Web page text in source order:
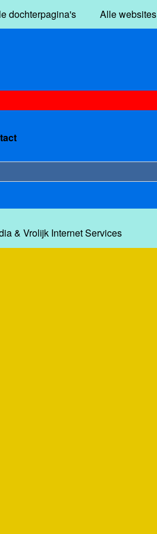
dochterpagina's Alle websites
& Vrolijk Internet Services